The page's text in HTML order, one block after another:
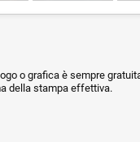
o grafica è sempre
della stampa effettiva.